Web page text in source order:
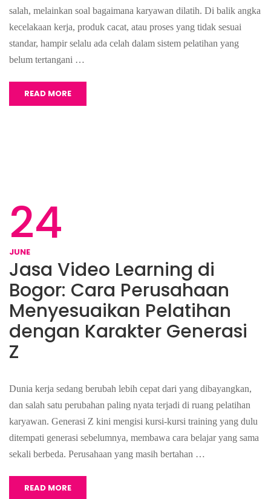
salah, melainkan soal bagaimana karyawan dilatih. Di balik angka
kecelakaan kerja, produk cacat, atau proses yang tidak sesuai
standar, hampir selalu ada celah dalam sistem pelatihan yang
belum tertangani …
READ MORE
24
JUNE
Jasa Video Learning di
Bogor: Cara Perusahaan
Menyesuaikan Pelatihan
dengan Karakter Generasi
Z
Dunia kerja sedang berubah lebih cepat dari yang dibayangkan,
dan salah satu perubahan paling nyata terjadi di ruang pelatihan
karyawan. Generasi Z kini mengisi kursi-kursi training yang dulu
ditempati generasi sebelumnya, membawa cara belajar yang sama
sekali berbeda. Perusahaan yang masih bertahan …
READ MORE